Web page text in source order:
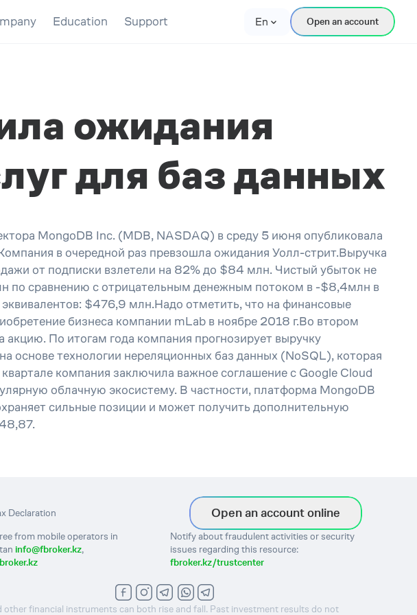
Education Support En Open an account
ожидания
для баз данных
MongoDB Inc. (MDB, NASDAQ) в среду 5 июня опубликовала
в очередной раз превзошла ожидания Уолл-стрит.Выручка
от подписки взлетели на 82% до $84 млн. Чистый убыток не
по сравнению с отрицательным денежным потоком в -$8,4млн в
$476,9 млн.Надо отметить, что на финансовые
бизнеса компании mLab в ноябре 2018 г.Во втором
По итогам года компания прогнозирует выручку
технологии нереляционных баз данных (NoSQL), которая
компания заключила важное соглашение с Google Cloud
облачную экосистему. В частности, платформа MongoDB
сильные позиции и может получить дополнительную
Declaration Open an account online
from mobile operators in
info@fbroker.kz,
Notify about fraudulent activities or security
issues regarding this resource:
fbroker.kz/trustcenter
financial instruments can both rise and fall. Past investment results do not